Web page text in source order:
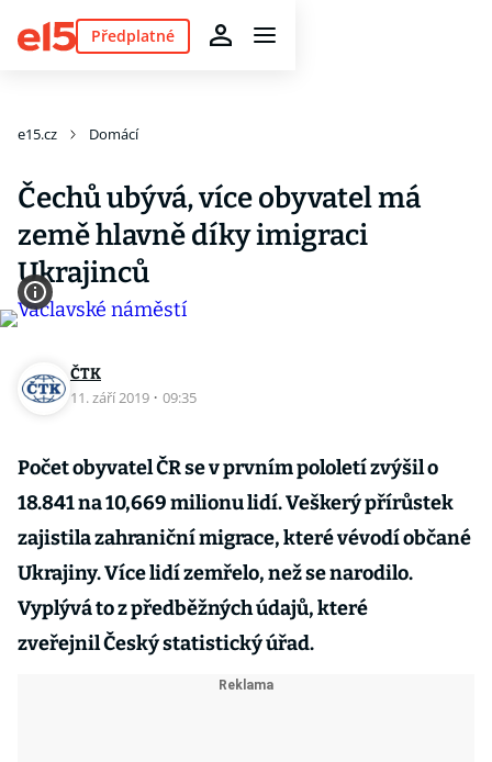
Předplatné
e15.cz Domácí
Čechů ubývá, více obyvatel má
země hlavně díky imigraci
Ukrajinců
ČTK
11. září 2019 · 09:35
Počet obyvatel ČR se v prvním pololetí zvýšil o
18.841 na 10,669 milionu lidí. Veškerý přírůstek
zajistila zahraniční migrace, které vévodí občané
Ukrajiny. Více lidí zemřelo, než se narodilo.
Vyplývá to z předběžných údajů, které
zveřejnilČeský statistický úřad.